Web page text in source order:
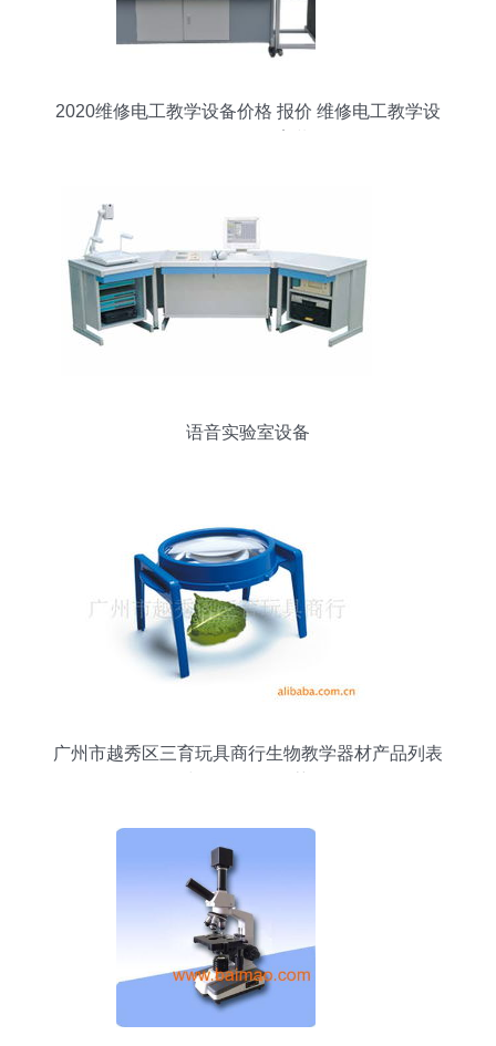
2020维修电工教学设备价格 报价 维修电工教学设
语音实验室设备
广州市越秀区三育玩具商行生物教学器材产品列表